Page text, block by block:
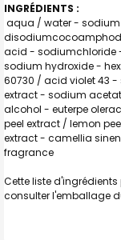
INGRÉDIENTS :
aqua / water -
acid - sodiumchloride
sodium hydroxide -
60730 / acid violet 43
extract - sodium
alcohol - euterpe
peel extract / lemon
extract - camellia
fragrance
Cette liste
consulter l'emballage